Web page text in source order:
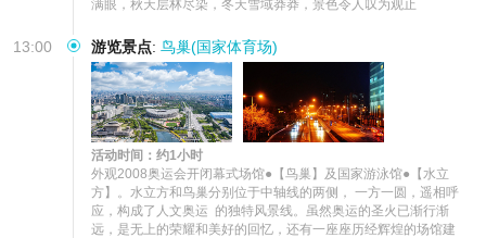
满眼，秋天层林尽染，冬天雪域莽莽，景色令人叹为观止
13:00 游览景点: 鸟巢(国家体育场)
活动时间：约1小时
外观2008奥运会开闭幕式场馆●【鸟巢】及国家游泳馆●【水立
方】。水立方和鸟巢分别位于中轴线的两侧， 一方一圆，遥相呼
应，构成了人文奥运  的独特风景线。虽然奥运的圣火已渐行渐
远，是无上的荣耀和美好的回忆，还有一座座历经辉煌的场馆建